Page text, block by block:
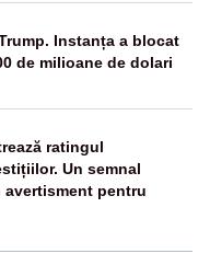
Instanța a blocat
de milioane de dolari
ratingul
Un semnal
pentru